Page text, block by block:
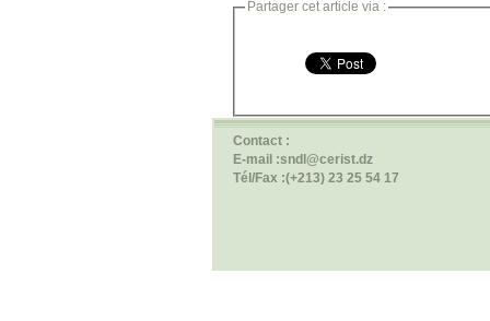
Partager cet article via :
Contact :
E-mail :sndl@cerist.dz
Tél/Fax :(+213) 23 25 54 17